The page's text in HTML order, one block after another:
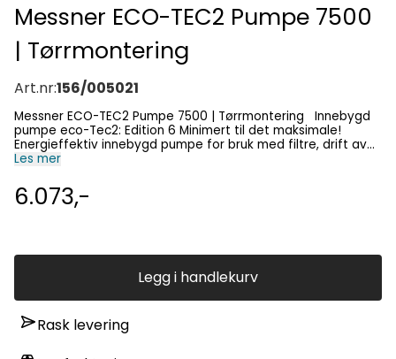
Messner ECO-TEC2 Pumpe 7500
| Tørrmontering
Art.nr:156/005021
Messner ECO-TEC2 Pumpe 7500 | Tørrmontering Innebygd
pumpe eco-Tec2: Edition 6 Minimert til det maksimale!
Energieffektiv innebygd pumpe for bruk med filtre, drift av
strømmer samt andre applikasjoner. Med fast stativ for
Filteroperasjoner Vannsirkulasjoner Svømmedammer Ikke-
Les mer
6.073,-
Legg i handlekurv
Rask levering